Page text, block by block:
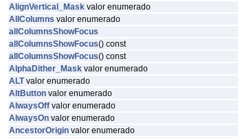
AlignVertical_Mask valor enumerado
AllColumns valor enumerado
allColumnsShowFocus
allColumnsShowFocus() const
allColumnsShowFocus() const
AlphaDither_Mask valor enumerado
ALTvalor enumerado
AltButton valor enumerado
AlwaysOff valor enumerado
AlwaysOn valor enumerado
AncestorOrigin valor enumerado